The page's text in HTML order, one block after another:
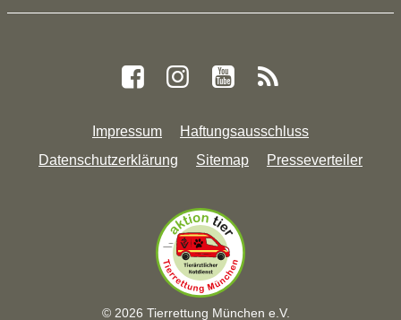
Impressum
Haftungsausschluss
Datenschutzerklärung
Sitemap Presseverteiler
© 2026 Tierrettung München e.V.